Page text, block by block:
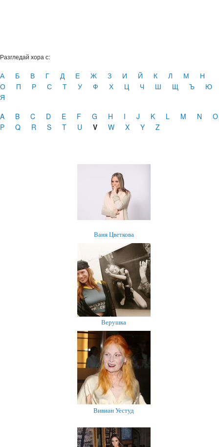
Разгледай хора с:
А Б В Г Д Е Ж З И Й К Л М
Н
О
П Р С Т У Ф Х Ц Ч Ш Щ Ъ
Ю
Я
A
B C D E F G H I J K L M N
O
P
Q R S T U V W X Y Z
Ваня Цветкова
Верушка
Вивиан Уестуд